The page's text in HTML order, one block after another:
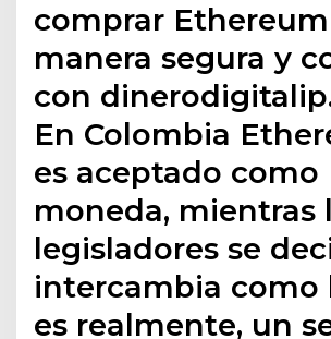
comprar
manera segura y
con
En Colombia
es aceptado como
moneda, mientras
legisladores se
intercambia como
es realmente, un